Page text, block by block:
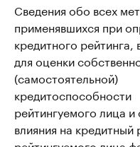
Сведения обо всех
применявшихся при
кредитного рейтинга,
для оценки
(самостоятельной)
кредитоспособности
рейтингуемого лица и
влияния на кредитный